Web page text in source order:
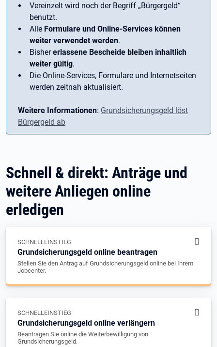
Vereinzelt wird noch der Begriff ­„Bürgergeld“
benutzt.
Alle Formulare und Online-Services können
weiter verwendet werden.
Bishererlassene Bescheide bleiben inhaltlich
weiter gültig.
Die Online-Services, Formulare und Internetseiten
werden zeitnah aktualisiert.
Weitere Informationen: Grundsicherungsgeld löst
Bürgergeld ab
Schnell & direkt: Anträge und
weitere Anliegen online
erledigen
SCHNELLEINSTIEG
Grundsicherungsgeld online beantragen
Stellen Sie den Antrag auf Grundsicherungsgeld online bei Ihrem
Jobcenter.
SCHNELLEINSTIEG
Grundsicherungsgeld online verlängern
Beantragen Sie online die Weiterbewilligung von
Grundsicherungsgeld.